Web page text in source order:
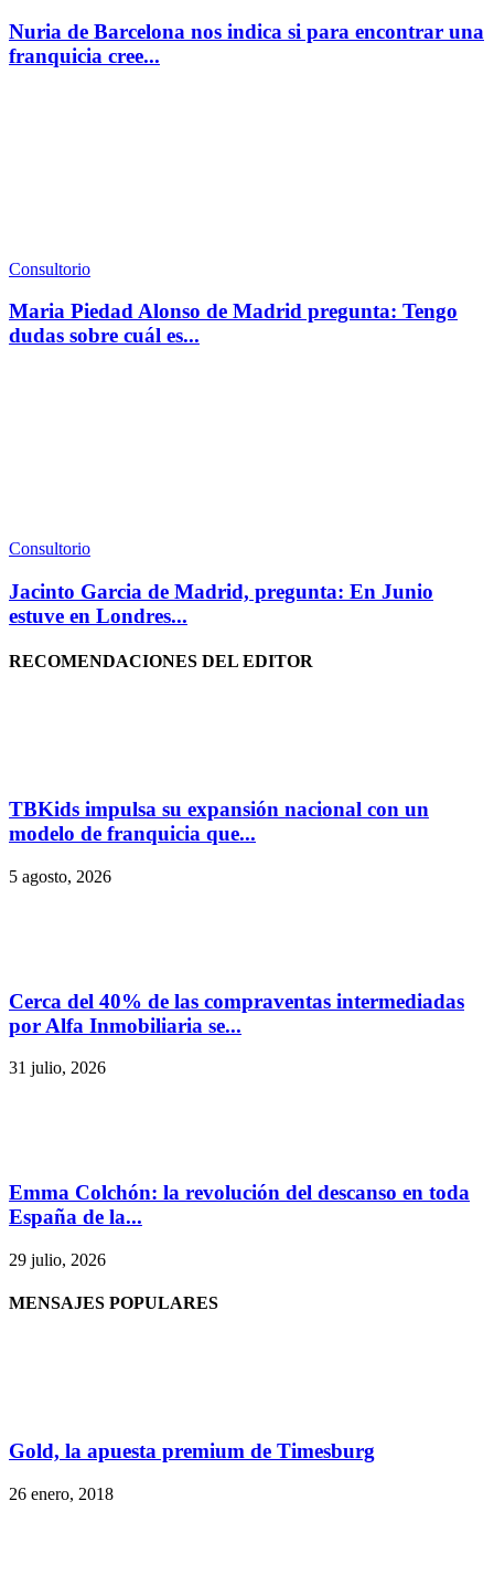
Nuria de Barcelona nos indica si para encontrar una
franquicia cree...
Consultorio
Maria Piedad Alonso de Madrid pregunta: Tengo
dudas sobre cuál es...
Consultorio
Jacinto Garcia de Madrid, pregunta: En Junio
estuve en Londres...
RECOMENDACIONES DEL EDITOR
TBKids impulsa su expansión nacional con un
modelo de franquicia que...
5 agosto, 2026
Cerca del 40% de las compraventas intermediadas
por Alfa Inmobiliaria se...
31 julio, 2026
Emma Colchón: la revolución del descanso en toda
España de la...
29 julio, 2026
MENSAJES POPULARES
Gold, la apuesta premium de Timesburg
26 enero, 2018